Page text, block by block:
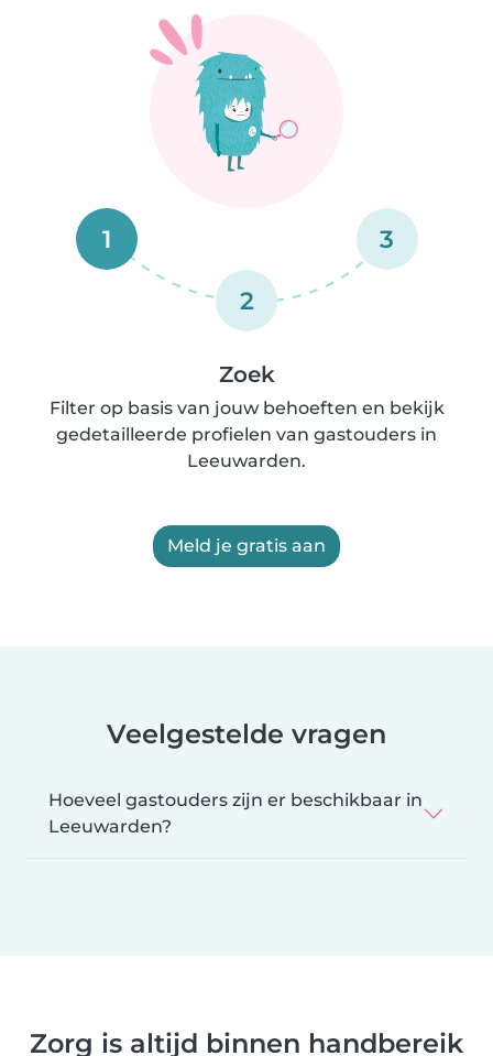
1
2
3
Zoek
Filter op basis van jouw behoeften en bekijk
gedetailleerde profielen van gastouders in
Leeuwarden.
Meld je gratis aan
Veelgestelde vragen
Hoeveel gastouders zijn er beschikbaar in
Leeuwarden?
Zorg is altijd binnen handbereik